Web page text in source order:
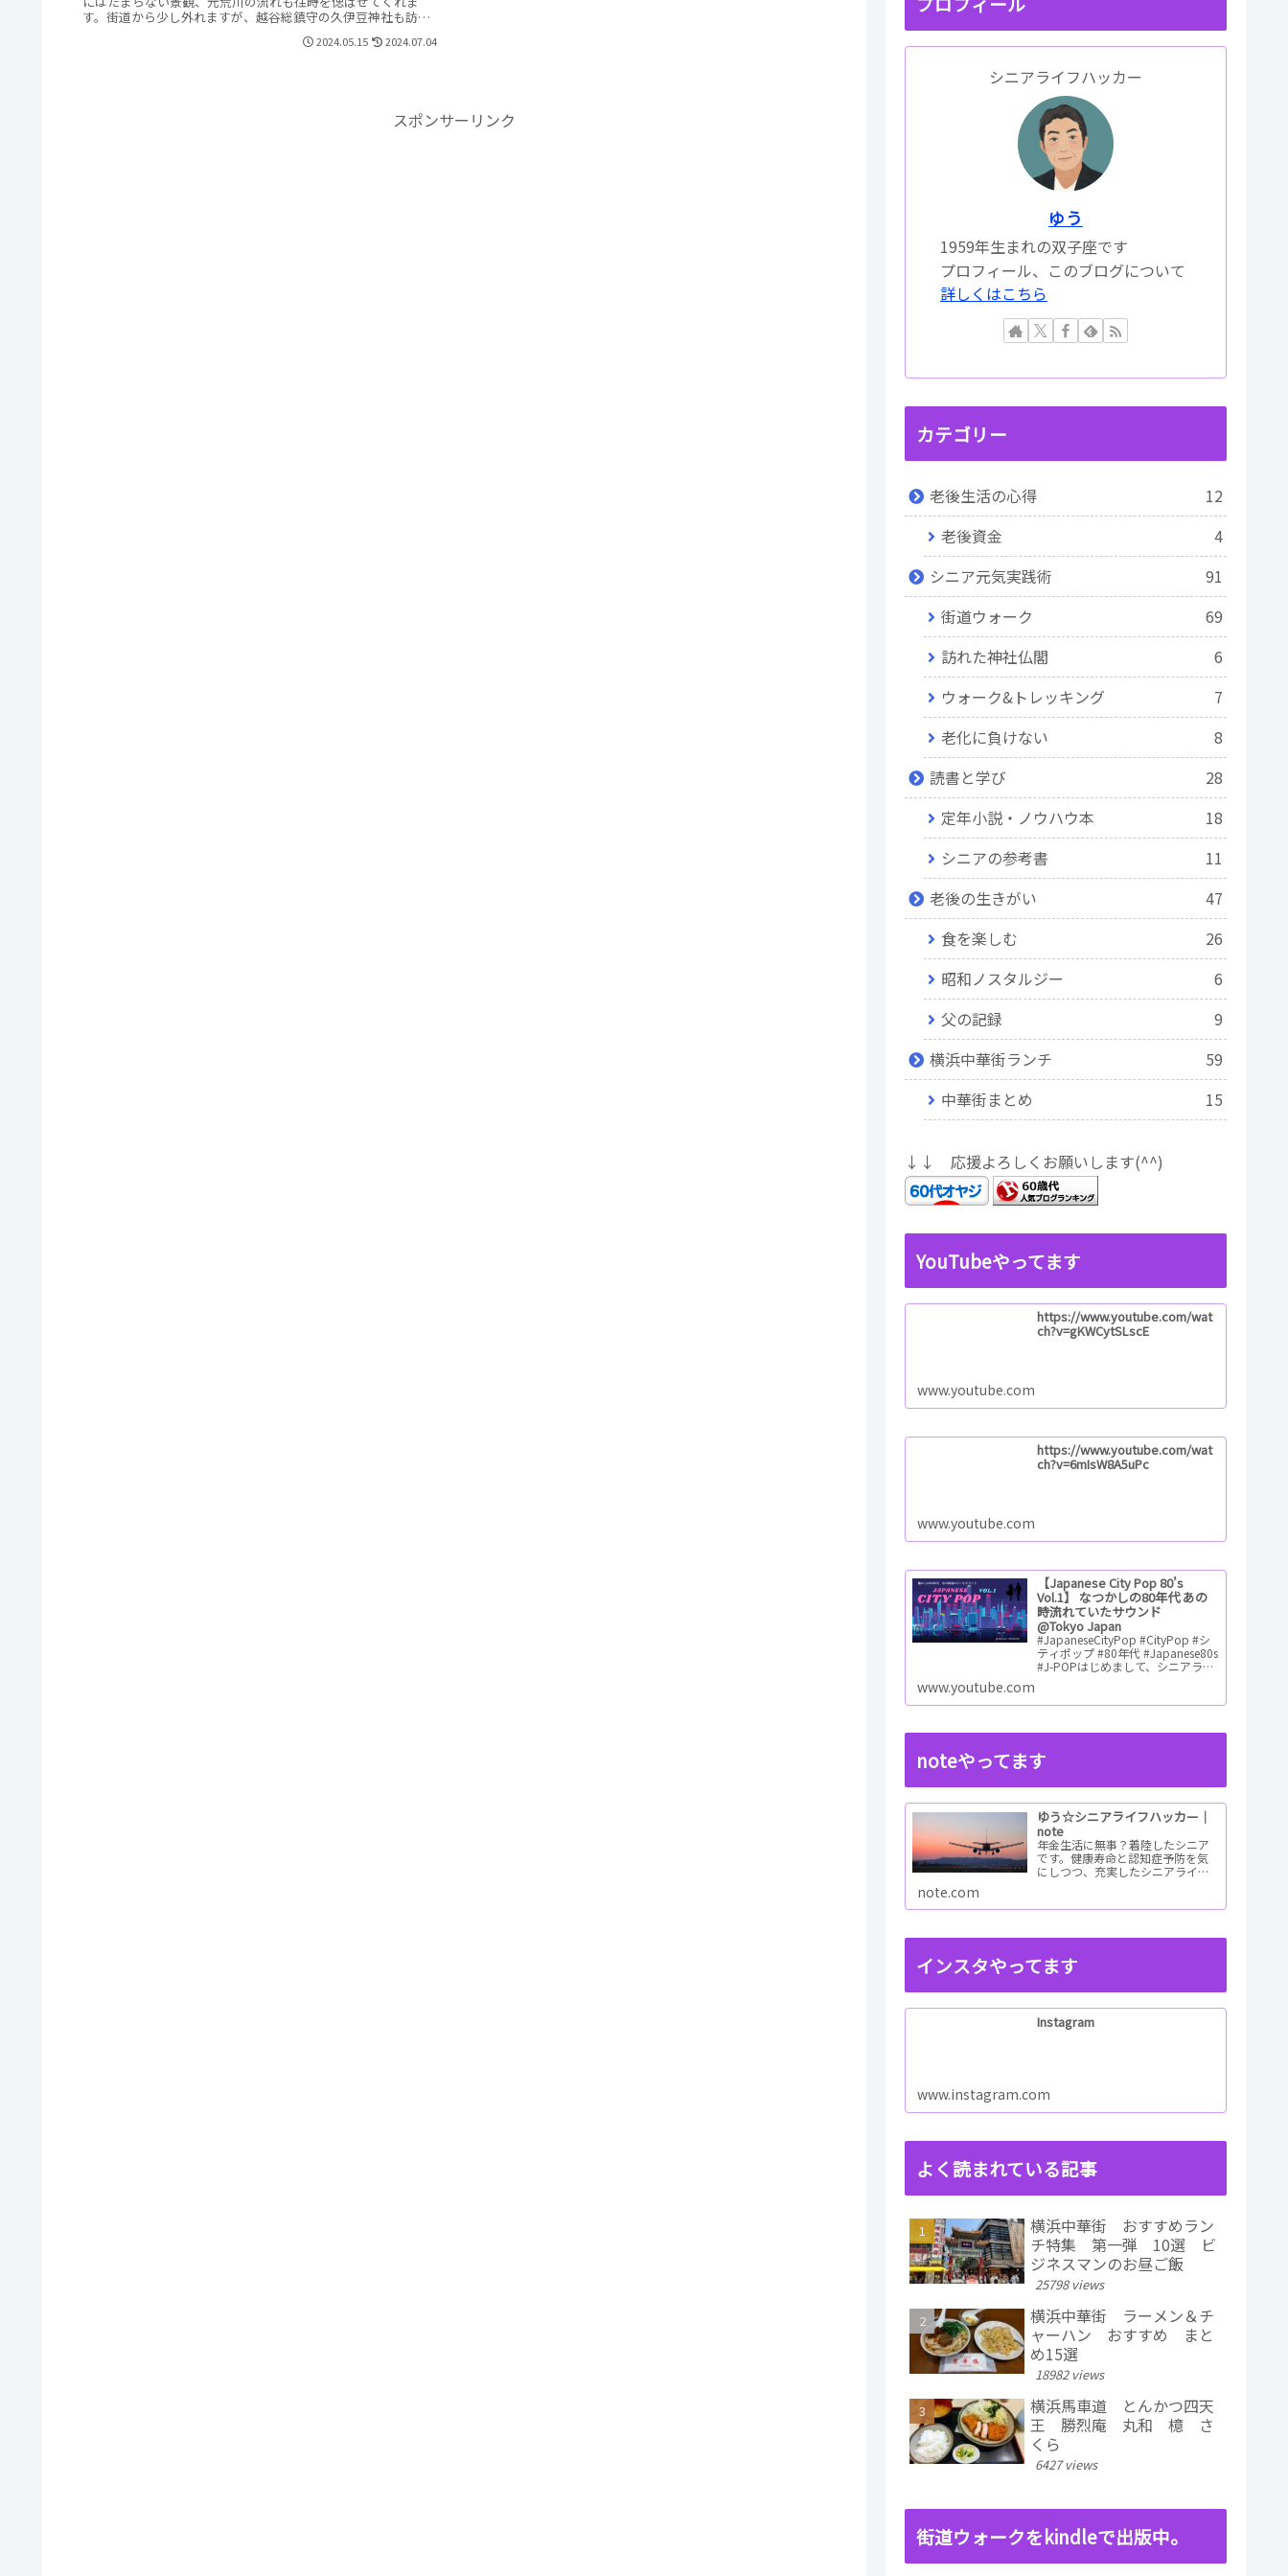
す。街道から少し外れますが、越谷総鎮守の久伊豆神社も訪ね
ます、歴史に彩られた神社仏閣も満載のコースです。
2024.05.15 2024.07.04
スポンサーリンク
シニアライフハッカー
ゆう
1959年生まれの双子座です
プロフィール、このブログについて
詳しくはこちら
カテゴリー
老後生活の心得
12
老後資金
4
シニア元気実践術
91
街道ウォーク
69
訪れた神社仏閣
6
ウォーク&トレッキング
7
老化に負けない
8
読書と学び
28
定年小説・ノウハウ本
18
シニアの参考書
11
老後の生きがい
47
食を楽しむ
26
昭和ノスタルジー
6
父の記録
9
横浜中華街ランチ
59
中華街まとめ
15
↓↓ 応援よろしくお願いします(^^)
YouTubeやってます
https://www.youtube.com/wat
ch?v=gKWCytSLscE
www.youtube.com
https://www.youtube.com/wat
ch?v=6mIsW8A5uPc
www.youtube.com
【Japanese City Pop 80’s
Vol.1】 なつかしの80年代 あの
時流れていたサウンド
@Tokyo Japan
#JapaneseCityPop #CityPop #シ
ティポップ #80年代 #Japanese80s
#J-POPはじめまして、シニアライ
ReadMore
www.youtube.com
noteやってます
ゆう☆シニアライフハッカー｜
note
年金生活に無事？着陸したシニア
です。健康寿命と認知症予防を気
にしつつ、充実したシニアライフ
集めて老後の未来予想図を描ける
note.com
インスタやってます
Instagram
www.instagram.com
よく読まれている記事
横浜中華街 おすすめラン
チ特集 第一弾 10選 ビ
ジネスマンのお昼ご飯
25798 views
横浜中華街 ラーメン＆チ
ャーハン おすすめ まと
め15選
18982 views
横浜馬車道 とんかつ四天
王 勝烈庵 丸和 檍 さ
くら
6427 views
街道ウォークをkindleで出版中。